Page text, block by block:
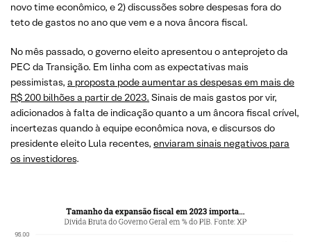
novo time econômico, e 2) discussões sobre despesas fora do
teto de gastos no ano que vem e a nova âncora fiscal.
No mês passado, o governo eleito apresentou o anteprojeto da
PEC da Transição. Em linha com as expectativas mais
pessimistas, a proposta pode aumentar as despesas em mais de
R$ 200 bilhões a partir de 2023. Sinais de mais gastos por vir,
adicionados à falta de indicação quanto a um âncora fiscal crível,
incertezas quando à equipe econômica nova, e discursos do
presidente eleito Lula recentes, enviaram sinais negativos para
os investidores.